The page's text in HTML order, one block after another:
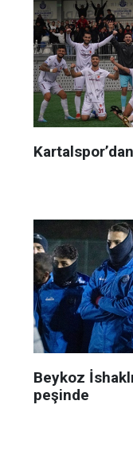
Beykoz
peşinde